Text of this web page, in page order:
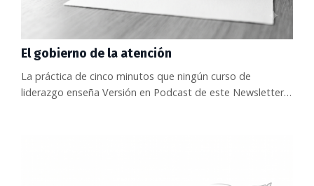
El gobierno de la atención
La práctica de cinco minutos que ningún curso de
liderazgo enseña Versión en Podcast de este Newsletter: